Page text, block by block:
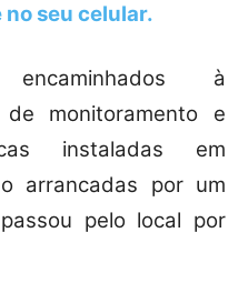
seu celular.
à
de monitoramento e
instaladas em
arrancadas por um
pelo local por